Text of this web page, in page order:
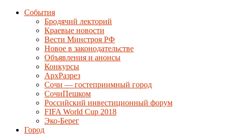
События
Бродячий лекторий
Краевые новости
Вести Минстроя РФ
Новое в законодательстве
Объявления и анонсы
Конкурсы
АрхРазрез
Сочи — гостеприимный город
СочиПешком
Российский инвестиционный форум
FIFA World Cup 2018
Эко-Берег
Город